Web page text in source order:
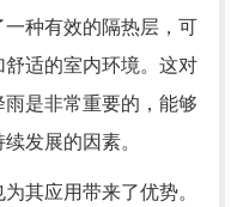
种有效的隔热层，可
适的室内环境。这对
是非常重要的，能够
发展的因素。
其应用带来了优势。